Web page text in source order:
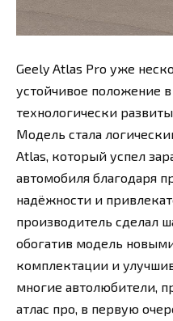
Geely Atlas Pro уже
устойчивое положение
технологически
Модель стала
Atlas, который успел
автомобиля благодаря
надёжности и
производитель сделал
обогатив модель
комплектации и
многие автолюбители,
атлас про, в первую